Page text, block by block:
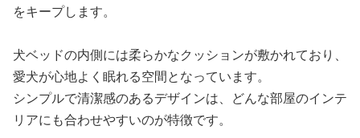
をキープします。
犬ベッドの内側には柔らかなクッションが敷かれており、
愛犬が心地よく眠れる空間となっています。
シンプルで清潔感のあるデザインは、どんな部屋のインテ
リアにも合わせやすいのが特徴です。